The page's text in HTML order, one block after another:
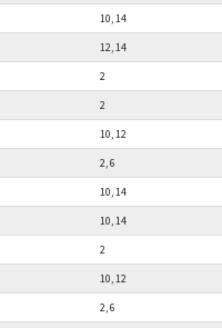
10, 14
12, 14
2
2
10, 12
2, 6
10, 14
10, 14
2
10, 12
2, 6